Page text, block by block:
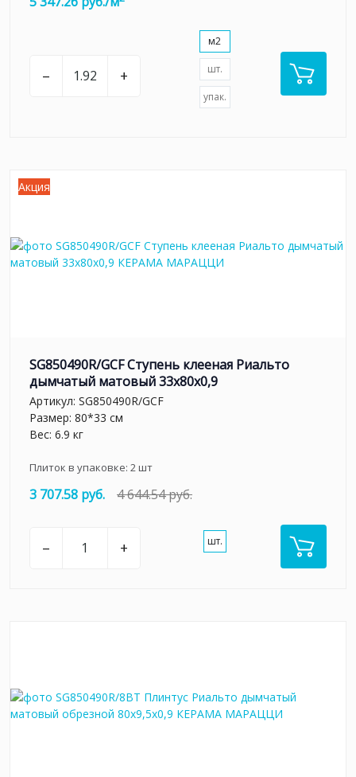
– +
м2
шт.
упак.
Акция
SG850490R/GCF Ступень клееная Риальто
дымчатый матовый 33x80x0,9
Артикул: SG850490R/GCF
Размер: 80*33 см
Вес: 6.9 кг
Плиток в упаковке: 2шт
3 707.58 руб. 4 644.54 руб.
– + шт.